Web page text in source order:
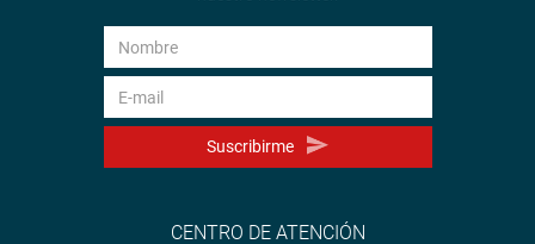
Suscribirme
CENTRO DE ATENCIÓN